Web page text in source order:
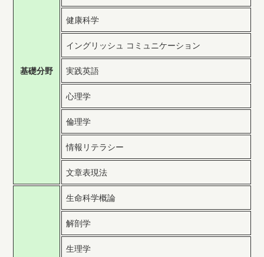
基礎分野
健康科学
イングリッシュ コミュニケーション
実践英語
心理学
倫理学
情報リテラシー
文章表現法
生命科学概論
解剖学
生理学